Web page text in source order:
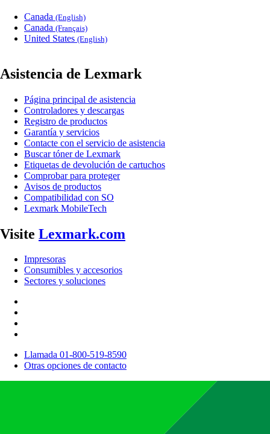
Canada (English)
Canada (Français)
United States (English)
Asistencia de Lexmark
Página principal de asistencia
Controladores y descargas
Registro de productos
Garantía y servicios
Contacte con el servicio de asistencia
Buscar tóner de Lexmark
Etiquetas de devolución de cartuchos
Comprobar para proteger
Avisos de productos
Compatibilidad con SO
Lexmark MobileTech
Visite Lexmark.com
Impresoras
Consumibles y accesorios
Sectores y soluciones
Llamada 01-800-519-8590
Otras opciones de contacto